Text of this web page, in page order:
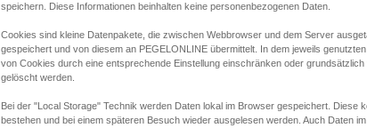
speichern. Diese Informationen beinhalten keine personenbezogenen Daten.
Cookies sind kleine Datenpakete, die zwischen Webbrowser und dem Server
gespeichert und von diesem an PEGELONLINE übermittelt. In dem jeweils
von Cookies durch eine entsprechende Einstellung einschränken oder
gelöscht werden.
Bei der "Local Storage" Technik werden Daten lokal im Browser gespeichert.
bestehen und bei einem späteren Besuch wieder ausgelesen werden. Auch Daten